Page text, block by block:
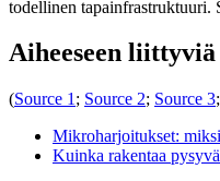
todellinen tapainfrastruktuuri.
Aiheeseen
(Source 1 ; Source 2; Source 3;
Mikroharjoitukset:
Kuinka rakentaa